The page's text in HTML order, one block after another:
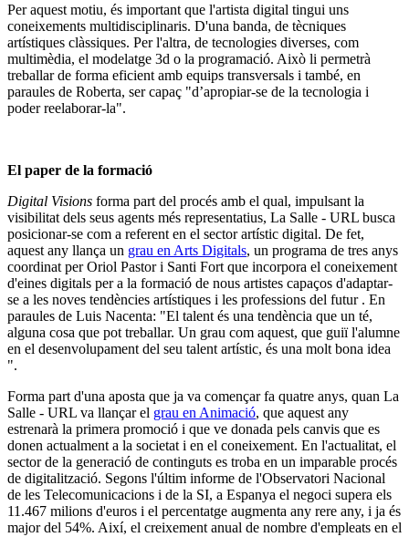
Per aquest motiu, és important que l'artista digital tingui uns
coneixements multidisciplinaris. D'una banda, de tècniques
artístiques clàssiques. Per l'altra, de tecnologies diverses, com
multimèdia, el modelatge 3d o la programació. Això li permetrà
treballar de forma eficient amb equips transversals i també, en
paraules de Roberta, ser capaç "d’apropiar-se de la tecnologia i
poder reelaborar-la".
El paper de la formació
Digital Visions forma part del procés amb el qual, impulsant la
visibilitat dels seus agents més representatius, La Salle - URL busca
posicionar-se com a referent en el sector artístic digital. De fet,
aquest any llança un grau en Arts Digitals, un programa de tres anys
coordinat per Oriol Pastor i Santi Fort que incorpora el coneixement
d'eines digitals per a la formació de nous artistes capaços d'adaptar-
se a les noves tendències artístiques i les professions del futur . En
paraules de Luis Nacenta: "El talent és una tendència que un té,
alguna cosa que pot treballar. Un grau com aquest, que guiï l'alumne
en el desenvolupament del seu talent artístic, és una molt bona idea
".
Forma part d'una aposta que ja va començar fa quatre anys, quan La
Salle - URL va llançar el grau en Animació, que aquest any
estrenarà la primera promoció i que ve donada pels canvis que es
donen actualment a la societat i en el coneixement. En l'actualitat, el
sector de la generació de continguts es troba en un imparable procés
de digitalització. Segons l'últim informe de l'Observatori Nacional
de les Telecomunicacions i de la SI, a Espanya el negoci supera els
11.467 milions d'euros i el percentatge augmenta any rere any, i ja és
major del 54%. Així, el creixement anual de nombre d'empleats en el